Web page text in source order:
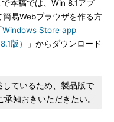
本稿では、Win 8.1アプ
易Webブラウザを作る方
Windows Store app
版）
」からダウンロード
ているため、製品版で
知おきいただきたい。